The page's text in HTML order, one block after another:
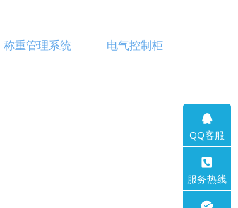
称重管理系统 电气控制柜
QQ客服
服务热线